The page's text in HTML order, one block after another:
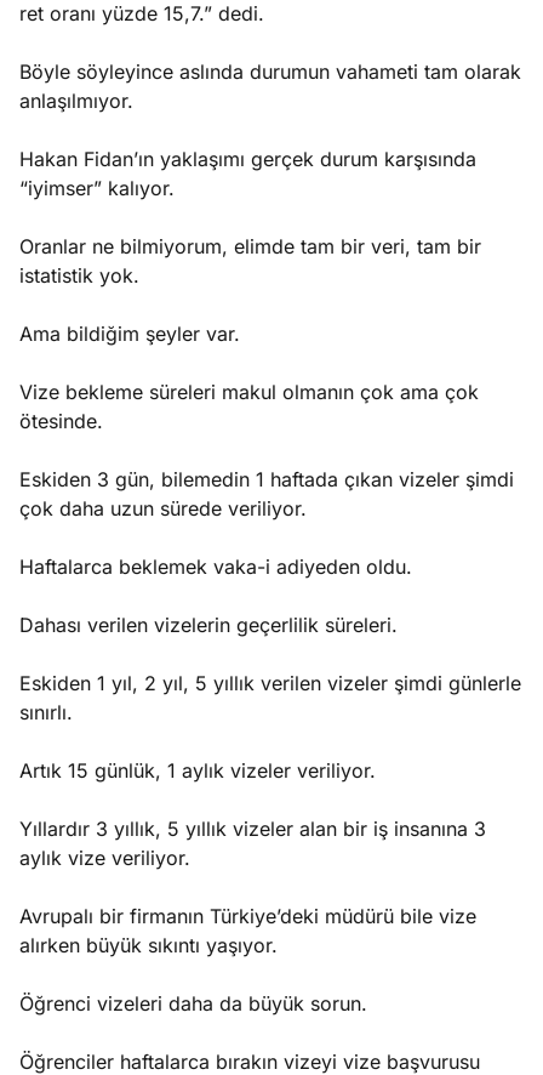
ret oranı yüzde 15,7.” dedi.
Böyle söyleyince aslında durumun vahameti tam olarak
anlaşılmıyor.
Hakan Fidan’ın yaklaşımı gerçek durum karşısında
“iyimser” kalıyor.
Oranlar ne bilmiyorum, elimde tam bir veri, tam bir
istatistik yok.
Ama bildiğim şeyler var.
Vize bekleme süreleri makul olmanın çok ama çok
ötesinde.
Eskiden 3 gün, bilemedin 1 haftada çıkan vizeler şimdi
çok daha uzun sürede veriliyor.
Haftalarca beklemek vaka-i adiyeden oldu.
Dahası verilen vizelerin geçerlilik süreleri.
Eskiden 1 yıl, 2 yıl, 5 yıllık verilen vizeler şimdi günlerle
sınırlı.
Artık 15 günlük, 1 aylık vizeler veriliyor.
Yıllardır 3 yıllık, 5 yıllık vizeler alan bir iş insanına 3
aylık vize veriliyor.
Avrupalı bir firmanın Türkiye’deki müdürü bile vize
alırken büyük sıkıntı yaşıyor.
Öğrenci vizeleri daha da büyük sorun.
Öğrenciler haftalarca bırakın vizeyi vize başvurusu